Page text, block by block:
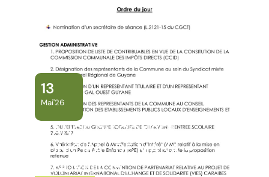
13
Mai'26
SÉANCE DU CONSEIL
MUNICIPAL DE MANA –
VENDREDI 15…